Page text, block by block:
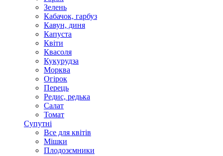
Зелень
Кабачок, гарбуз
Кавун, диня
Капуста
Квіти
Квасоля
Кукурудза
Морква
Огірок
Перець
Редис, редька
Салат
Томат
Супутні
Все для квітів
Мішки
Плодозємники